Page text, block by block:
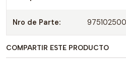
Nro de Parte:
COMPARTIR ESTE PRODUCTO